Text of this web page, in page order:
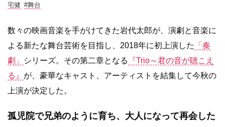
宅健 #舞台
数々の映画音楽を手がけてきた岩代太郎が、演劇と音楽に
よる新たな舞台芸術を目指し、2018年に初上演した
「奏
劇」
シリーズ。その第二章となる
『Trio～君の音が聴こえ
る』 が、豪華なキャスト、アーティストを結集して今秋の
上演が決定した。
孤児院で兄弟のように育ち、大人になって再会した